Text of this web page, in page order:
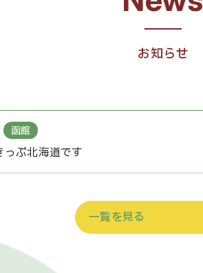
お知らせ
函館
ぷ北海道です
一覧を見る